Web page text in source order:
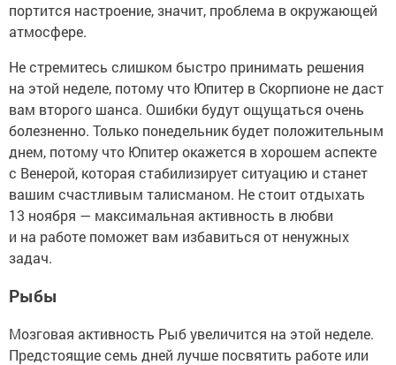
портится настроение, значит, проблема в окружающей
атмосфере.
Не стремитесь слишком быстро принимать решения
на этой неделе, потому что Юпитер в Скорпионе не даст
вам второго шанса. Ошибки будут ощущаться очень
болезненно. Только понедельник будет положительным
днем, потому что Юпитер окажется в хорошем аспекте
с Венерой, которая стабилизирует ситуацию и станет
вашим счастливым талисманом. Не стоит отдыхать
13 ноября — максимальная активность в любви
и на работе поможет вам избавиться от ненужных
задач.
Рыбы
Мозговая активность Рыб увеличится на этой неделе.
Предстоящие семь дней лучше посвятить работе или